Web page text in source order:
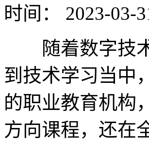
时间： 2023-03-
随着数字技术
到技术学习当中
的职业教育机构
方向课程，还在